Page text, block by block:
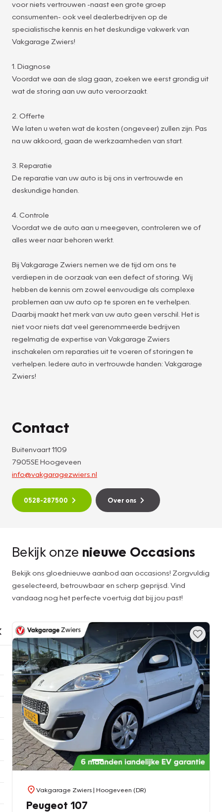
voor niets vertrouwen -naast een grote groep
consumenten- ook veel dealerbedrijven op de
specialistische kennis en het deskundige vakwerk van
Vakgarage Zwiers!
1. Diagnose
Voordat we aan de slag gaan, zoeken we eerst grondig uit
wat de storing aan uw auto veroorzaakt.
2. Offerte
We laten u weten wat de kosten (ongeveer) zullen zijn. Pas
na uw akkoord, gaan de werkzaamheden van start.
3. Reparatie
De reparatie van uw auto is bij ons in vertrouwde en
deskundige handen.
4. Controle
Voordat we de auto aan u meegeven, controleren we of
alles weer naar behoren werkt.
Bij Vakgarage Zwiers nemen we de tijd om ons te
verdiepen in de oorzaak van een defect of storing. Wij
hebben de kennis om zowel eenvoudige als complexe
problemen aan uw auto op te sporen en te verhelpen.
Daarbij maakt het merk van uw auto geen verschil. Het is
niet voor niets dat veel gerenommeerde bedrijven
regelmatig de expertise van Vakgarage Zwiers
inschakelen om reparaties uit te voeren of storingen te
verhelpen. Iedere auto in vertrouwde handen: Vakgarage
Zwiers!
Contact
Buitenvaart 1109
7905SE Hoogeveen
info@vakgaragezwiers.nl
0528-287500 Over ons
Bekijk onze nieuwe Occasions
Bekijk ons gloednieuwe aanbod aan occasions! Zorgvuldig
geselecteerd, betrouwbaar en scherp geprijsd. Vind
vandaag nog het perfecte voertuig dat bij jou past!
Vakgarage Zwiers| Hoogeveen (DR)
Peugeot 107